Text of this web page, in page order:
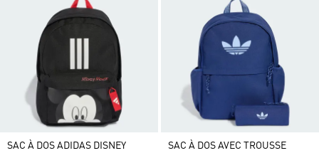
SAC À DOS ADIDAS DISNEY
SAC À DOS AVEC TROUSSE